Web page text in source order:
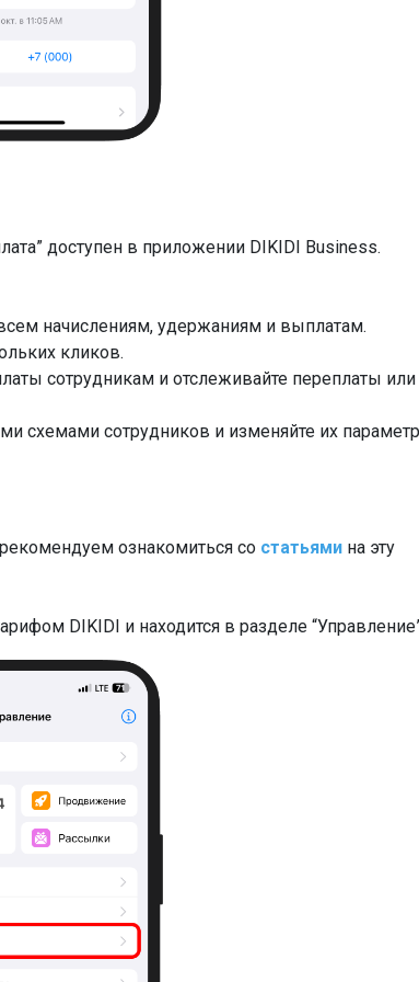
доступен в приложении DIKIDI Business.
начислениям, удержаниям и выплатам.
кликов.
сотрудникам и отслеживайте переплаты или
схемами сотрудников и изменяйте их
ознакомиться со статьями на эту
DIKIDI и находится в разделе